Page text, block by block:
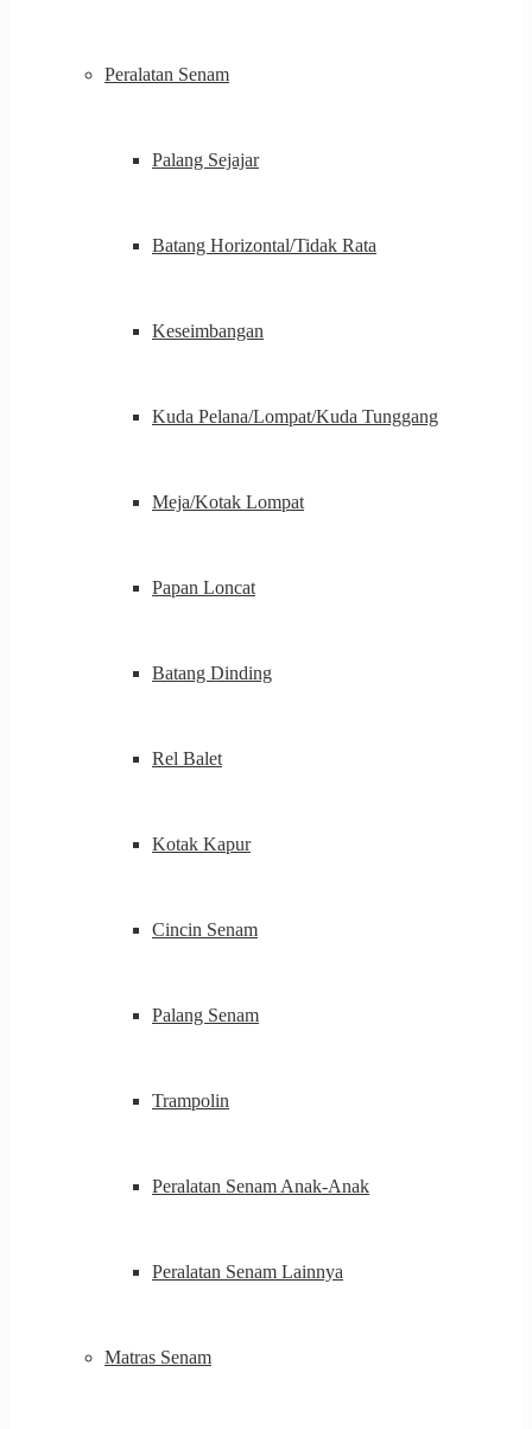
Peralatan Senam
Palang Sejajar
Batang Horizontal/Tidak Rata
Keseimbangan
Kuda Pelana/Lompat/Kuda Tunggang
Meja/Kotak Lompat
Papan Loncat
Batang Dinding
Rel Balet
Kotak Kapur
Cincin Senam
Palang Senam
Trampolin
Peralatan Senam Anak-Anak
Peralatan Senam Lainnya
Matras Senam